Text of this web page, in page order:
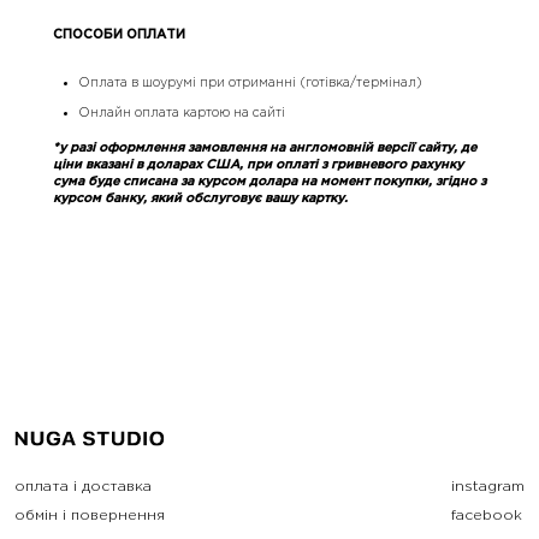
СПОСОБИ ОПЛАТИ
Оплата в шоурумі при отриманні (готівка/термінал)
Онлайн оплата картою на сайті
*у разі оформлення замовлення на англомовній версії сайту, де
ціни вказані в доларах США, при оплаті з гривневого рахунку
сума буде списана за курсом долара на момент покупки, згідно з
курсом банку, який обслуговує вашу картку.
оплата і доставка
обмін і повернення
instagram
facebook